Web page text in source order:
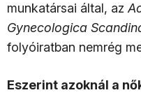
munkatársai által, az
Gynecologica
folyóiratban nemrég
Eszerint azoknál a